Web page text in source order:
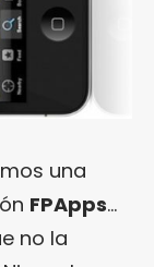
una
FPApps…
no la